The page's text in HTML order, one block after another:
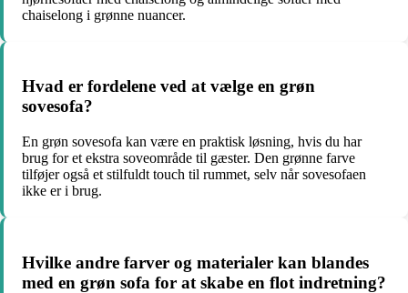
chaiselong i grønne nuancer.
Hvad er fordelene ved at vælge en grøn
sovesofa?
En grøn sovesofa kan være en praktisk løsning, hvis du har
brug for et ekstra soveområde til gæster. Den grønne farve
tilføjer også et stilfuldt touch til rummet, selv når sovesofaen
ikke er i brug.
Hvilke andre farver og materialer kan blandes
med en grøn sofa for at skabe en flot indretning?